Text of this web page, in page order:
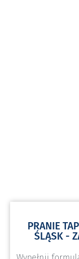
PRANIE
ŚLĄSK -